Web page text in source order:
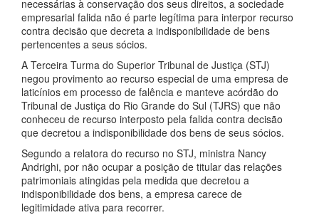
necessárias à conservação dos seus direitos, a sociedade
empresarial falida não é parte legítima para interpor recurso
contra decisão que decreta a indisponibilidade de bens
pertencentes a seus sócios.
A Terceira Turma do Superior Tribunal de Justiça (STJ)
negou provimento ao recurso especial de uma empresa de
laticínios em processo de falência e manteve acórdão do
Tribunal de Justiça do Rio Grande do Sul (TJRS) que não
conheceu de recurso interposto pela falida contra decisão
que decretou a indisponibilidade dos bens de seus sócios.
Segundo a relatora do recurso no STJ, ministra Nancy
Andrighi, por não ocupar a posição de titular das relações
patrimoniais atingidas pela medida que decretou a
indisponibilidade dos bens, a empresa carece de
legitimidade ativa para recorrer.